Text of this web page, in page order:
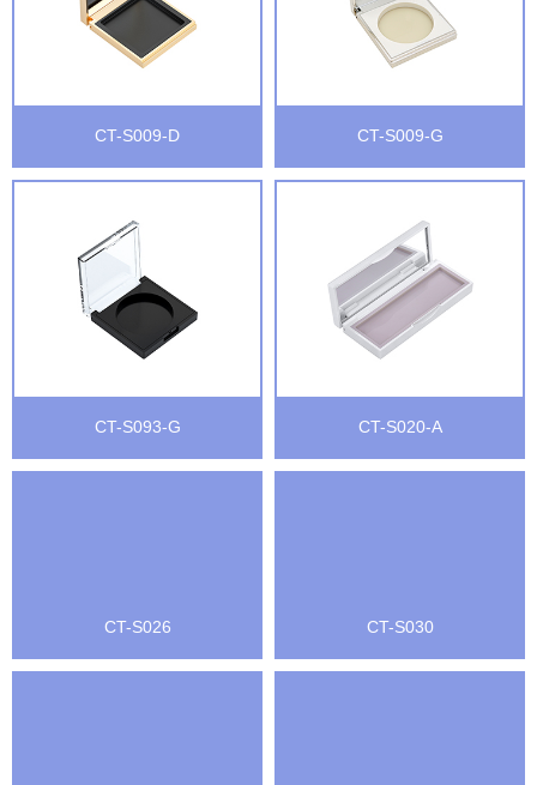
CT-S009-D CT-S009-G
CT-S093-G CT-S020-A
CT-S026 CT-S030